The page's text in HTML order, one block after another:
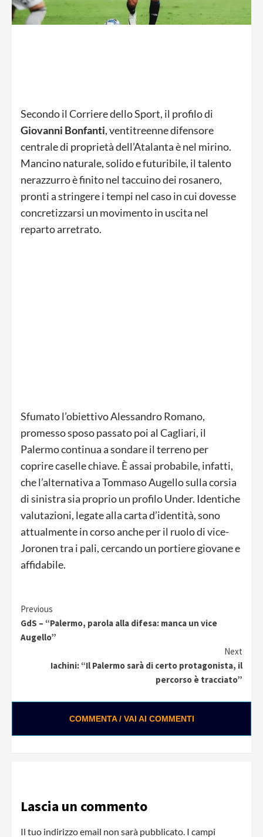
Secondo il Corriere dello Sport, il profilo di
Giovanni Bonfanti, ventitreenne difensore
centrale di proprietà dell’Atalanta è nel mirino.
Mancino naturale, solido e futuribile, il talento
nerazzurro è finito nel taccuino dei rosanero,
pronti a stringere i tempi nel caso in cui dovesse
concretizzarsi un movimento in uscita nel
reparto arretrato.
Sfumato l’obiettivo Alessandro Romano,
promesso sposo passato poi al Cagliari, il
Palermo continua a sondare il terreno per
coprire caselle chiave. È assai probabile, infatti,
che l’alternativa a Tommaso Augello sulla corsia
di sinistra sia proprio un profilo Under. Identiche
valutazioni, legate alla carta d’identità, sono
attualmente in corso anche per il ruolo di vice-
Joronen tra i pali, cercando un portiere giovane e
affidabile.
Continue
Reading
Previous
GdS – “Palermo, parola alla difesa: manca un vice
Augello”
Next
Iachini: “Il Palermo sarà di certo protagonista, il
percorso è tracciato”
COMMENTA / VAI AI COMMENTI
0:02 / 0:28
Lascia un commento
Il tuo indirizzo email non sarà pubblicato. I campi